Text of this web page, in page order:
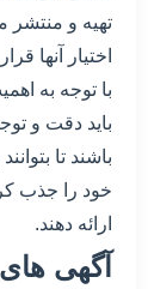
تهیه و منتشر
اختیار آنها
با توجه به
باید دقت و
باشند تا
خود را جذب
ارائه دهند.
آگهی